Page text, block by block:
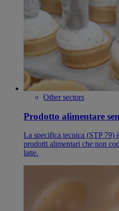
Other sectors
Prodotto alimentare
La specifica tecnica (STP 79)
prodotti alimentari che non
latte.